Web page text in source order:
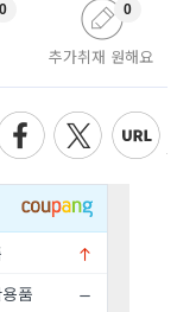
0
추가취재 원해요
0